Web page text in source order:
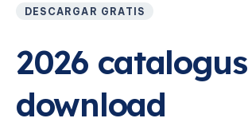
DESCARGAR GRATIS
2026 catalogus
download